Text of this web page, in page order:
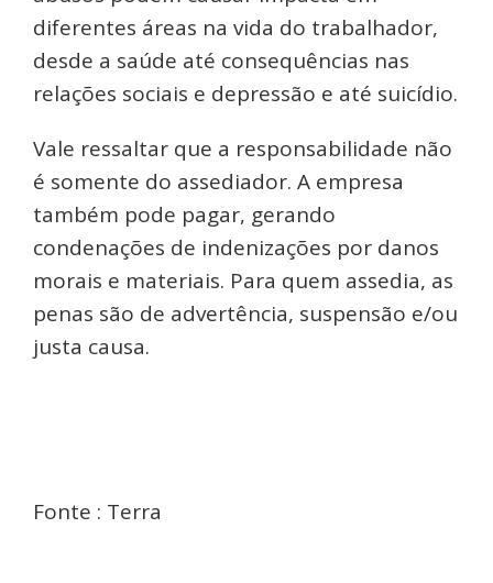
diferentes áreas na vida do trabalhador,
desde a saúde até consequências nas
relações sociais e depressão e até suicídio.
Vale ressaltar que a responsabilidade não
é somente do assediador. A empresa
também pode pagar, gerando
condenações de indenizações por danos
morais e materiais. Para quem assedia, as
penas são de advertência, suspensão e/ou
justa causa.
Fonte : Terra